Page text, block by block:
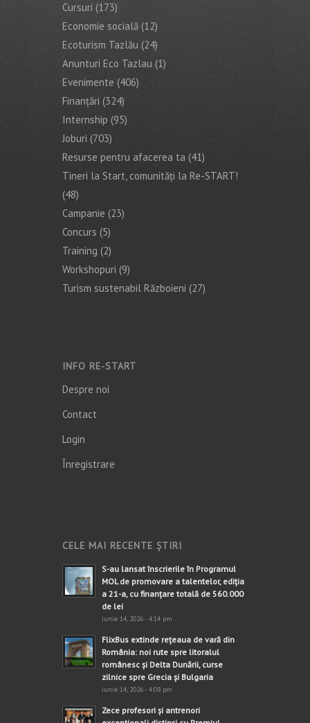
Cursuri (173)
Economie socială (12)
Ecoturism Tazlău (24)
Anunturi Eco Tazlau (1)
Evenimente (406)
Finanţări (324)
Internship (95)
Joburi (703)
Resurse pentru afacerea ta (41)
Tineri la Start, comunități la Re-START!
(48)
Campanie (23)
Concurs (5)
Training (2)
Workshopuri (9)
Turism sustenabil Războieni (27)
INFO RE-START
Despre noi
Contact
Login
Înregistrare
CELE MAI RECENTE ȘTIRI
S-au lansat înscrierile în Programul
MOL de promovare a talentelor, ediția
a 21-a, cu finanțare totală de 560.000
de lei
iunie 14, 2026 - 4:14 pm
FlixBus extinde rețeaua de vară din
România: noi rute spre litoralul
românesc și Delta Dunării, curse
zilnice spre Grecia și Bulgaria
iunie 14, 2026 - 4:08 pm
Zece profesori și antrenori